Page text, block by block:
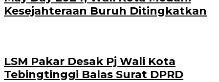
Kesejahteraan Buruh Ditingkatkan
LSM Pakar Desak Pj Wali Kota
Tebingtinggi Balas Surat DPRD